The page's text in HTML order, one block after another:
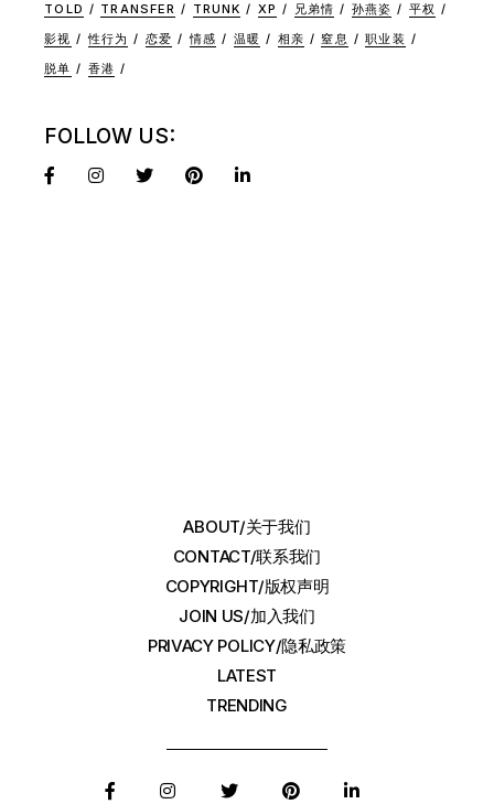
TOLD
TRANSFER TRUNK XP 兄弟情 孙燕姿
平权
影视
性行为 恋爱 情感 温暖 相亲 窒息
职业装
脱单
香港
FOLLOW US:
ABOUT/关于我们
CONTACT/联系我们
COPYRIGHT/版权声明
JOIN US/加入我们
PRIVACY POLICY/隐私政策
LATEST
TRENDING